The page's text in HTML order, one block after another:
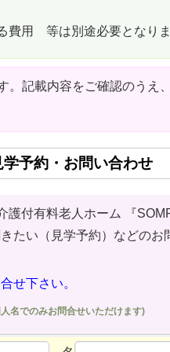
費用 等は別途必要となり
記載内容をご確認のうえ
予約・お問い合わせ
護付有料老人ホーム
『
たい（見学予約）などのお
せ下さい。
名でのみお問合せいただけます)